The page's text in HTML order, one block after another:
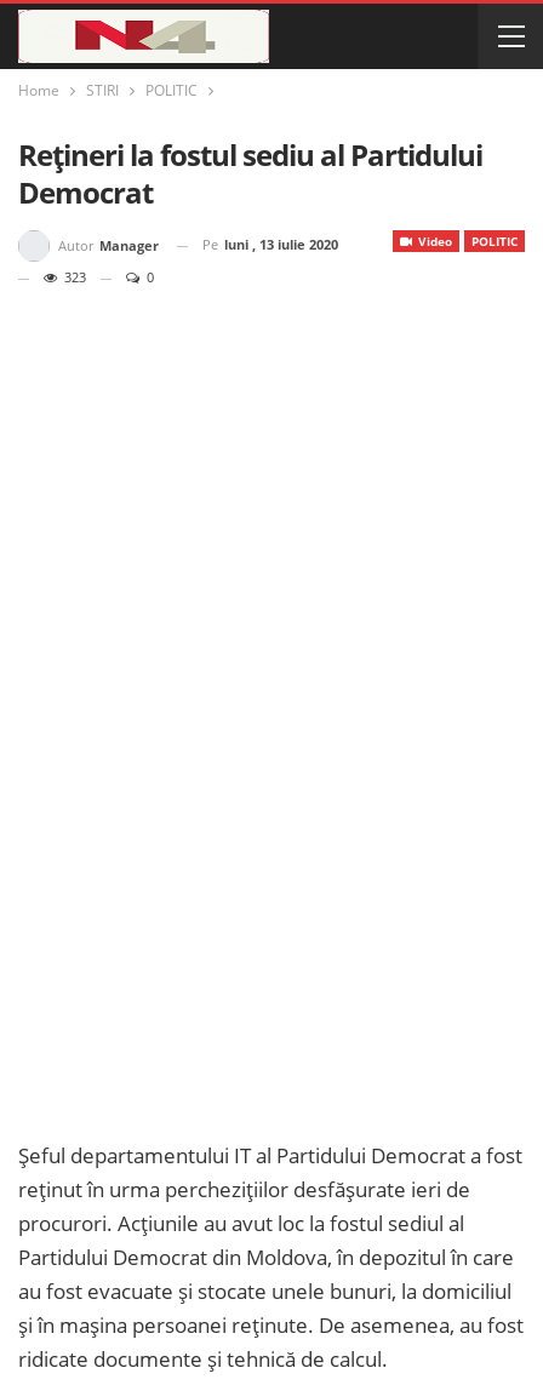
Home STIRI POLITIC
Rețineri la fostul sediu al Partidului
Democrat
Video POLITIC
Autor Manager Pe luni , 13 iulie 2020
323
0
Șeful departamentului IT al Partidului Democrat a fost
reținut în urma perchezițiilor desfășurate ieri de
procurori. Acțiunile au avut loc la fostul sediul al
Partidului Democrat din Moldova, în depozitul în care
au fost evacuate și stocate unele bunuri, la domiciliul
și în mașina persoanei reținute. De asemenea, au fost
ridicate documente și tehnică de calcul.